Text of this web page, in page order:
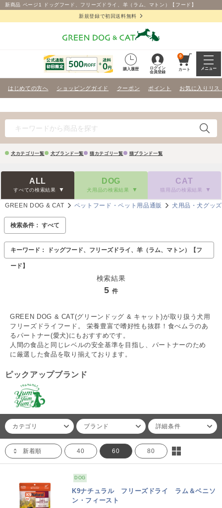
新商品 ページ1 ドッグフード、フリーズドライ、羊（ラム、マトン）【フード】
新規登録で初回送料無料
購入履歴
ログイン
会員登録
0
カート メニュー
はじめての方へ ショッピングガイド クーポン ポイント お気に入りリス
犬カテゴリ一覧 犬ブランド一覧 猫カテゴリ一覧 猫ブランド一覧
ALL
すべての検索結果
DOG
犬用品の検索結果
CAT
猫用品の検索結果
GREEN DOG & CAT ペットフード・ペット用品通販 犬用品・犬グッズ
検索条件： すべて
キーワード： ドッグフード、フリーズドライ、羊（ラム、マトン）【フ
ード】
検索結果
5 件
GREEN DOG & CAT(グリーンドッグ & キャット)が取り扱う犬用
フリーズドライフード。 栄養豊富で嗜好性も抜群！食べムラのあ
るパートナー(愛犬)にもおすすめです。
人間の食品と同じレベルの安全基準を目指し、パートナーのため
に厳選した食品を取り揃えております。
ピックアップブランド
カテゴリ ブランド 詳細条件
新着順 40 60 80
DOG
K9ナチュラル フリーズドライ ラム＆ベニソ
ン・フィースト